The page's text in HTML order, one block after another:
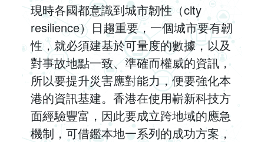
現時各國都意識到城市韌性（city
resilience）日趨重要，一個城市要有韌
性，就必須建基於可量度的數據，以及
對事故地點一致、準確而權威的資訊，
所以要提升災害應對能力，便要強化本
港的資訊基建。香港在使用嶄新科技方
面經驗豐富，因此要成立跨地域的應急
機制，可借鑑本地一系列的成功方案，